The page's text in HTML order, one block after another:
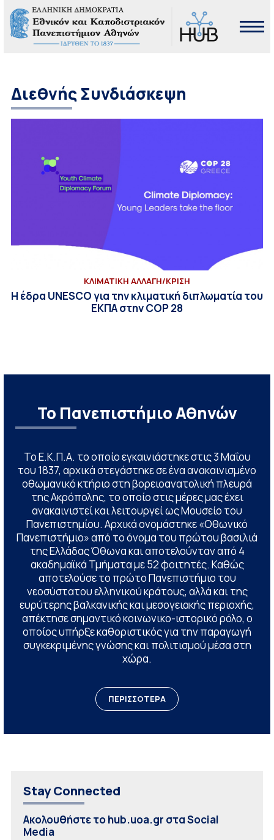
Διεθνής Συνδιάσκεψη
ΚΛΙΜΑΤΙΚΗ ΑΛΛΑΓΗ/ΚΡΙΣΗ
Η έδρα UNESCO για την κλιματική διπλωματία του
ΕΚΠΑ στην COP 28
Το Πανεπιστήμιο Αθηνών
Το Ε.Κ.Π.Α. το οποίο εγκαινιάστηκε στις 3 Μαΐου
του 1837, αρχικά στεγάστηκε σε ένα ανακαινισμένο
οθωμανικό κτήριο στη βορειοανατολική πλευρά
της Ακρόπολης, το οποίο στις μέρες μας έχει
ανακαινιστεί και λειτουργεί ως Μουσείο του
Πανεπιστημίου. Αρχικά ονομάστηκε «Οθωνικό
Πανεπιστήμιο» από το όνομα του πρώτου βασιλιά
της Ελλάδας Όθωνα και αποτελούνταν από 4
ακαδημαϊκά Τμήματα με 52 φοιτητές. Καθώς
αποτελούσε το πρώτο Πανεπιστήμιο του
νεοσύστατου ελληνικού κράτους, αλλά και της
ευρύτερης βαλκανικής και μεσογειακής περιοχής,
απέκτησε σημαντικό κοινωνικο-ιστορικό ρόλο, ο
οποίος υπήρξε καθοριστικός για την παραγωγή
συγκεκριμένης γνώσης και πολιτισμού μέσα στη
χώρα.
ΠΕΡΙΣΣΟΤΕΡΑ
Stay Connected
Ακολουθήστε το hub.uoa.gr στα Social
Media